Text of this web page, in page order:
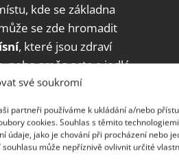
své soukromí
partneři používáme k ukládání a/nebo
cookies. Souhlas s těmito
údaje, jako je chování při procházení nebo
může nepříznivě ovlivnit určité
kde se základna
se zde hromadit
, které jsou zdraví
nebo směs octa a jedlé
s nímž snadno